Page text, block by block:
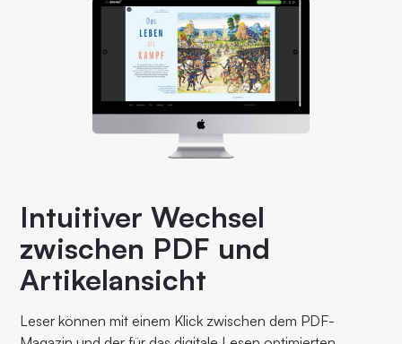
Intuitiver Wechsel
zwischen PDF und
Artikelansicht
Leser können mit einem Klick zwischen dem PDF-